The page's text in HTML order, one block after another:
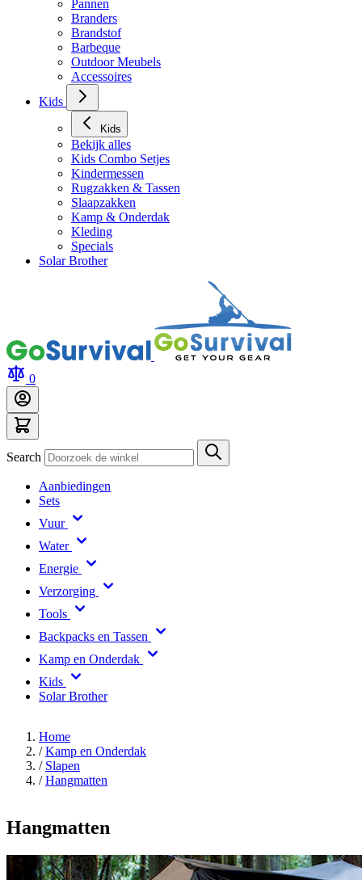
Pannen
Branders
Brandstof
Barbeque
Outdoor Meubels
Accessoires
Kids
Kids
Bekijk alles
Kids Combo Setjes
Kindermessen
Rugzakken & Tassen
Slaapzakken
Kamp & Onderdak
Kleding
Specials
Solar Brother
0
Search
Aanbiedingen
Sets
Vuur
Water
Energie
Verzorging
Tools
Backpacks en Tassen
Kamp en Onderdak
Kids
Solar Brother
Home
/ Kamp en Onderdak
/ Slapen
/ Hangmatten
Hangmatten